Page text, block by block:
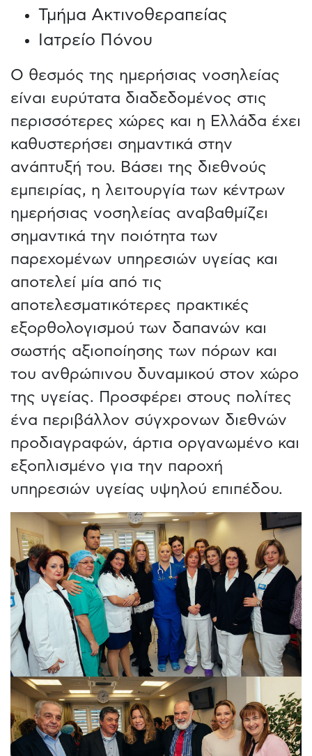
Τμήμα Ακτινοθεραπείας
Ιατρείο Πόνου
Ο θεσμός της ημερήσιας νοσηλείας
είναι ευρύτατα διαδεδομένος στις
περισσότερες χώρες και η Ελλάδα έχει
καθυστερήσει σημαντικά στην
ανάπτυξή του. Βάσει της διεθνούς
εμπειρίας, η λειτουργία των κέντρων
ημερήσιας νοσηλείας αναβαθμίζει
σημαντικά την ποιότητα των
παρεχομένων υπηρεσιών υγείας και
αποτελεί μία από τις
αποτελεσματικότερες πρακτικές
εξορθολογισμού των δαπανών και
σωστής αξιοποίησης των πόρων και
του ανθρώπινου δυναμικού στον χώρο
της υγείας. Προσφέρει στους πολίτες
ένα περιβάλλον σύγχρονων διεθνών
προδιαγραφών, άρτια οργανωμένο και
εξοπλισμένο για την παροχή
υπηρεσιών υγείας υψηλού επιπέδου.